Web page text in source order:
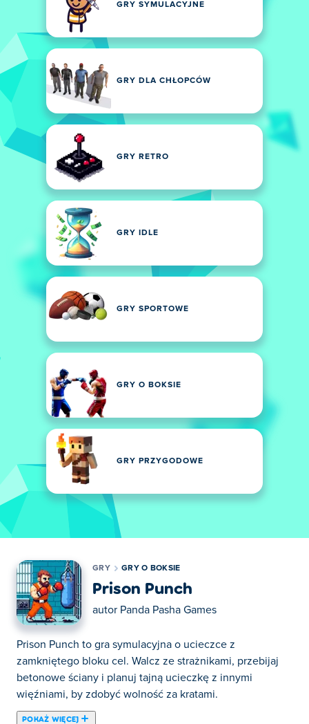
GRY SYMULACYJNE
GRY DLA CHŁOPCÓW
GRY RETRO
GRY IDLE
GRY SPORTOWE
GRY O BOKSIE
GRY PRZYGODOWE
GRY GRY O BOKSIE
Prison Punch
autor Panda Pasha Games
Prison Punch to gra symulacyjna o ucieczce z
zamkniętego bloku cel. Walcz ze strażnikami, przebijaj
betonowe ściany i planuj tajną ucieczkę z innymi
więźniami, by zdobyć wolność za kratami.
POKAŻ WIĘCEJ